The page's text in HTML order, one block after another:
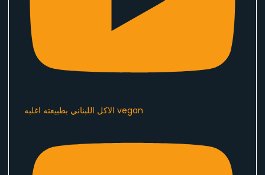
الاكل اللبناني بطبيعته اغلبه vegan